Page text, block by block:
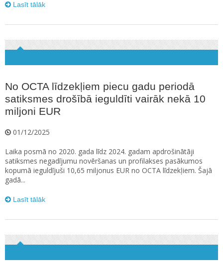
Lasīt tālāk
No OCTA līdzekļiem piecu gadu periodā
satiksmes drošībā ieguldīti vairāk nekā 10
miljoni EUR
01/12/2025
Laika posmā no 2020. gada līdz 2024. gadam apdrošinātāji
satiksmes negadījumu novēršanas un profilakses pasākumos
kopumā ieguldījuši 10,65 miljonus EUR no OCTA līdzekļiem. Šajā
gadā...
Lasīt tālāk